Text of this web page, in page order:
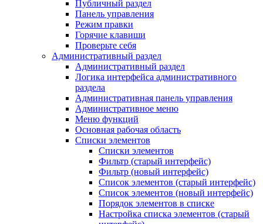
Публичный раздел
Панель управления
Режим правки
Горячие клавиши
Проверьте себя
Административный раздел
Административный раздел
Логика интерфейса административного
раздела
Административная панель управления
Административное меню
Меню функций
Основная рабочая область
Списки элементов
Списки элементов
Фильтр (старый интерфейс)
Фильтр (новый интерфейс)
Список элементов (старый интерфейс)
Список элементов (новый интерфейс)
Порядок элементов в списке
Настройка списка элементов (старый